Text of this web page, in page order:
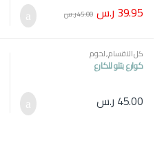
39.95 ر.س 45.00ر.س
كل الاقسام,لحوم
كوارع بتلو للكارع
45.00 ر.س